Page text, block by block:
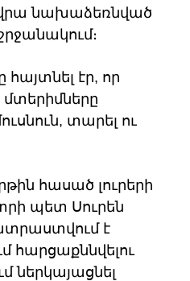
նախաձեռնված
հայտնել էր, որ
տարել ու
հասած լուրերի
պետ Սուրեն
է
հարցաքննվելու
ներկայացնել